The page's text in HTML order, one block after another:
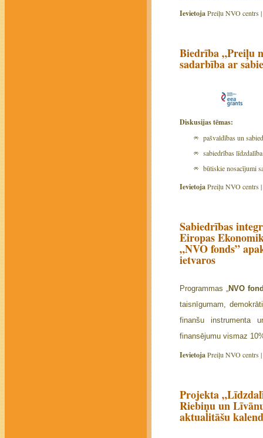
IevietojaPreiļu NVO centrs |
Biedrība „Preiļu
sadarbība ar
Diskusijas tēmas:
pašvaldības un
sabiedrības
būtiskie nosacījumi
IevietojaPreiļu NVO centrs |
Sabiedrības
Eiropas
„NVO fonds”
ietvaros
Programmas „
NVO
taisnīgumam,
finanšu instrumenta
finansējumu vismaz
IevietojaPreiļu NVO centrs |
Projekta
Riebiņu un
aktualitāšu